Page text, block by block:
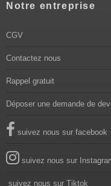
Notre entreprise
CGV
Contactez nous
Rappel gratuit
Déposer une demande de
suivez nous sur facebook
suivez nous sur
suivez nous sur Tiktok